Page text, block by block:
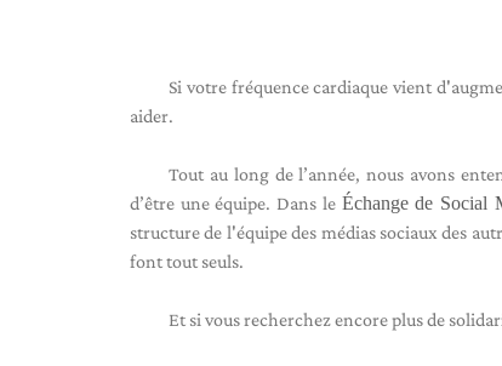
Si votre fréquence cardiaque vient
aider.
Tout au long de l’année, nous avons
d’être une équipe. Dans le Échange de Social
structure de l'équipe des médias sociaux des
font tout seuls.
Et si vous recherchez encore plus de